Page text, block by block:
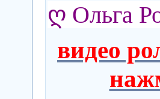
ღ Ольга
видео